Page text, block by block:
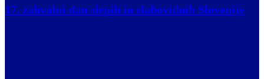
17. zahvalni dan slepih in slabovidnih Slovenije